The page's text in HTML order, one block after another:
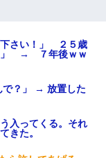
下さい！」 ２５歳
」 → ７年後ｗｗ
で？」 → 放置した
入ってくる。それ
きた。